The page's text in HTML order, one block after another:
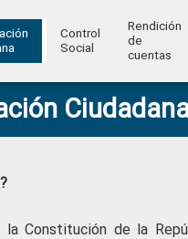
Control
Social
Rendición
de
cuentas
la Constitución de la